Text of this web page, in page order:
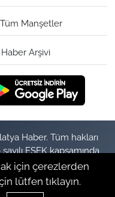
Tüm Manşetler
Haber Arşivi
Haber. Tüm hakları
FSEK kapsamında
için çerezlerden
lütfen tıklayın.